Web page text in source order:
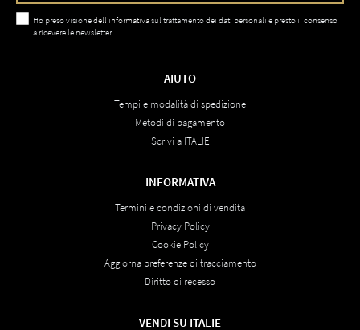
AIUTO
Tempi e modalità di spedizione
Metodi di pagamento
Scrivi a ITALIE
INFORMATIVA
Termini e condizioni di vendita
Privacy Policy
Cookie Policy
Aggiorna preferenze di tracciamento
Diritto di recesso
VENDI SU ITALIE
Ho preso visionedell'informativasul trattamento dei dati personali e presto il consenso
a ricevere le newsletter.